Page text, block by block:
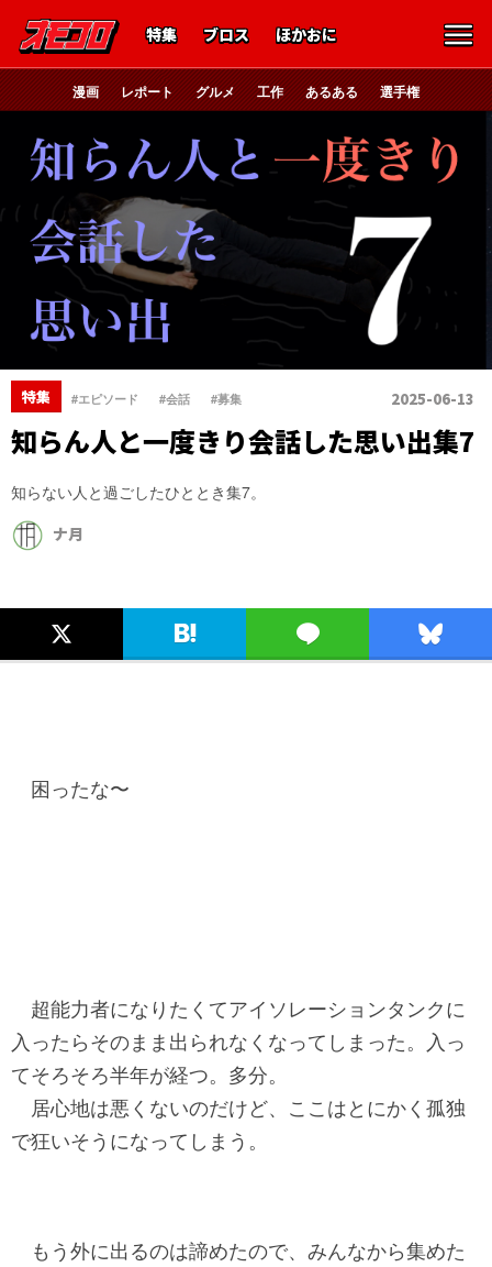
特集 ブロス ほかおに
漫画 レポート グルメ 工作 あるある 選手権
特集 #エピソード #会話 #募集 2025-06-13
知らん人と一度きり会話した思い出集7
知らない人と過ごしたひととき集7。
ナ月
困ったな〜
超能力者になりたくてアイソレーションタンクに
入ったらそのまま出られなくなってしまった。入っ
てそろそろ半年が経つ。多分。
居心地は悪くないのだけど、ここはとにかく孤独
で狂いそうになってしまう。
もう外に出るのは諦めたので、みんなから集めた